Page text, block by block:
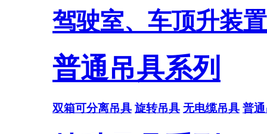
驾驶室、车顶升装置
普通吊具系列
双箱可分离吊具 旋转吊具 无电缆吊具 普